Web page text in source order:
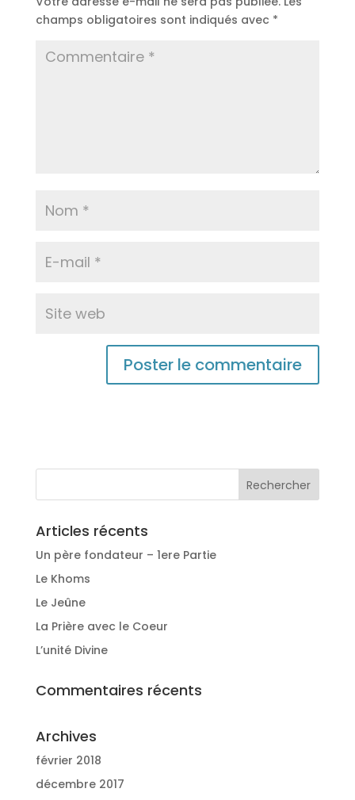
champs obligatoires sont indiqués avec *
Articles récents
Un père fondateur – 1ere Partie
Le Khoms
Le Jeûne
La Prière avec le Coeur
L’unité Divine
Commentaires récents
Archives
février 2018
décembre 2017